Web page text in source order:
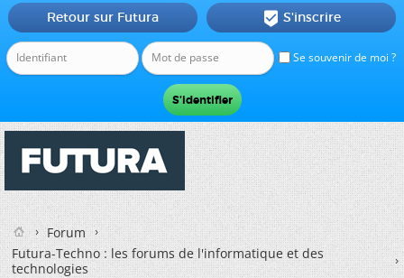
Se souvenir de moi ?
Retour sur Futura  S'inscrire
Forum
Futura-Techno : les forums de l'informatique et des
technologies